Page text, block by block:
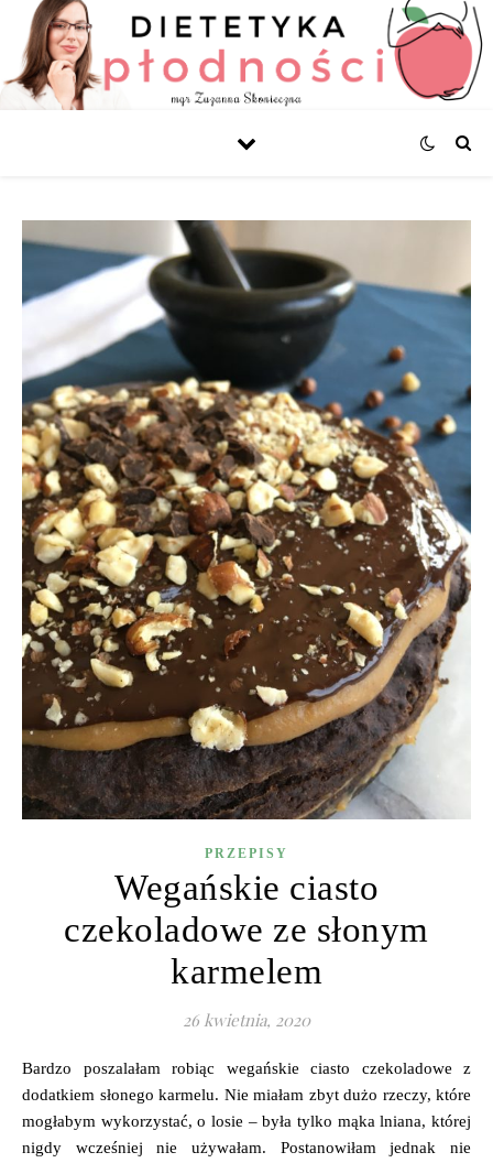
PRZEPISY
Wegańskie ciasto
czekoladowe ze słonym
karmelem
26 kwietnia, 2020
Bardzo poszalałam robiąc wegańskie ciasto czekoladowe z
dodatkiem słonego karmelu. Nie miałam zbyt dużo rzeczy, które
mogłabym wykorzystać, o losie – była tylko mąka lniana, której
nigdy wcześniej nie używałam. Postanowiłam jednak nie